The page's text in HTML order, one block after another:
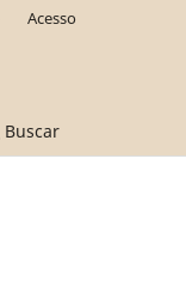
Buscar
Acesso